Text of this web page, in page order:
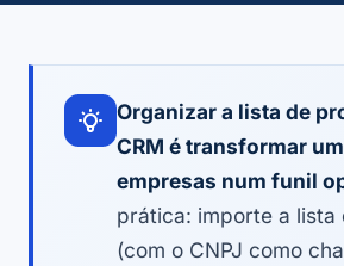
Organizar a lista de
CRM é transformar
empresas num funil
prática: importe a lista
(com o CNPJ como